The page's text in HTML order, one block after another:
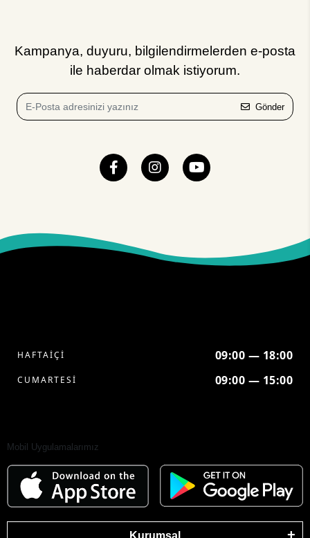
Kampanya, duyuru, bilgilendirmelerden e-posta
ile haberdar olmak istiyorum.
Gönder
HAFTAİÇİ 09:00 — 18:00
CUMARTESİ 09:00 — 15:00
Mobil Uygulamalarımız
Kurumsal